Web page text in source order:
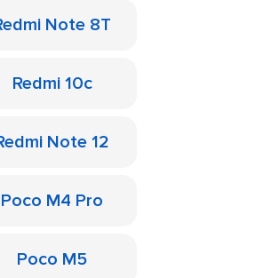
Note 8T
Redmi 10c
Note 12
Poco M4 Pro
Poco M5